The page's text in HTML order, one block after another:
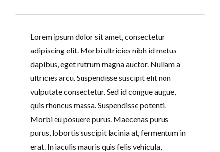
Lorem ipsum dolor sit amet, consectetur
adipiscing elit. Morbi ultricies nibh id metus
dapibus, eget rutrum magna auctor. Nullam a
ultricies arcu. Suspendisse suscipit elit non
vulputate consectetur. Sed id congue augue,
quis rhoncus massa. Suspendisse potenti.
Morbi eu posuere purus. Maecenas purus
purus, lobortis suscipit lacinia at, fermentum in
erat. In iaculis mauris quis felis vehicula,